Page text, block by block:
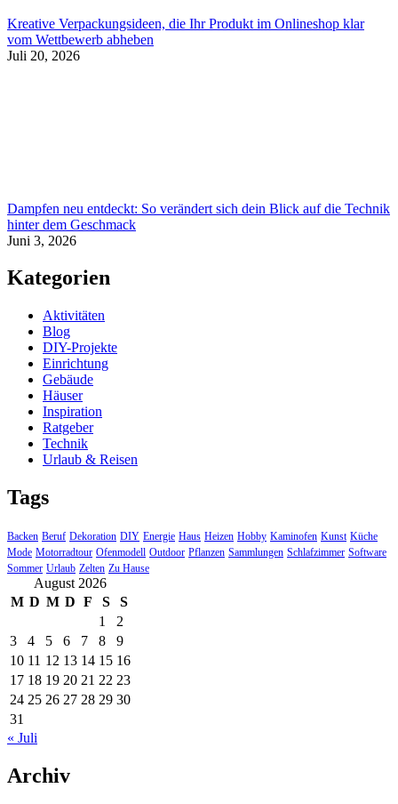
Kreative Verpackungsideen, die Ihr Produkt im Onlineshop klar
vom Wettbewerb abheben
Juli 20, 2026
Dampfen neu entdeckt: So verändert sich dein Blick auf die Technik
hinter dem Geschmack
Juni 3, 2026
Kategorien
Aktivitäten
Blog
DIY-Projekte
Einrichtung
Gebäude
Häuser
Inspiration
Ratgeber
Technik
Urlaub & Reisen
Tags
Backen Beruf Dekoration DIY Energie Haus Heizen Hobby Kaminofen Kunst Küche
Mode Motorradtour Ofenmodell Outdoor Pflanzen Sammlungen Schlafzimmer Software
Sommer Urlaub Zelten Zu Hause
August 2026
M D M D F S
S
1
2
3
4 5 6 7 8
9
10 11 12 13 14 15 16
17 18 19 20 21 22 23
24 25 26 27 28 29 30
31
« Juli
Archiv